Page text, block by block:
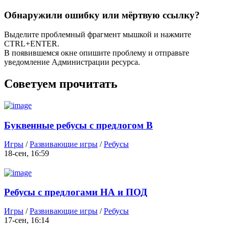
Обнаружили ошибку или мёртвую ссылку?
Выделите проблемный фрагмент мышкой и нажмите
CTRL+ENTER.
В появившемся окне опишите проблему и отправьте
уведомление Администрации ресурса.
Советуем прочитать
Буквенные ребусы с предлогом В
Игры /Развивающие игры /Ребусы
18-сен, 16:59
Ребусы с предлогами НА и ПОД
Игры /Развивающие игры /Ребусы
17-сен, 16:14